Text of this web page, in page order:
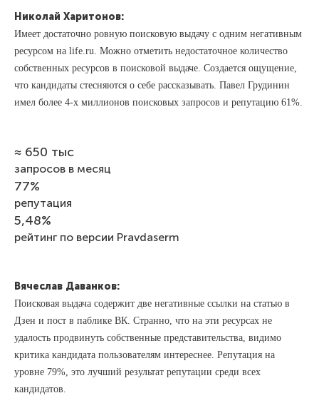
Николай Харитонов:
Имеет достаточно ровную поисковую выдачу с одним негативным
ресурсом на life.ru. Можно отметить недостаточное количество
собственных ресурсов в поисковой выдаче. Создается ощущение,
что кандидаты стесняются о себе рассказывать. Павел Грудинин
имел более 4-х миллионов поисковых запросов и репутацию 61%.
≈ 650 тыс
запросов в месяц
77%
репутация
5,48%
рейтинг по версии Pravdaserm
Вячеслав Даванков:
Поисковая выдача содержит две негативные ссылки на статью в
Дзен и пост в паблике ВК. Странно, что на эти ресурсах не
удалость продвинуть собственные представительства, видимо
критика кандидата пользователям интереснее. Репутация на
уровне 79%, это лучший результат репутации среди всех
кандидатов.